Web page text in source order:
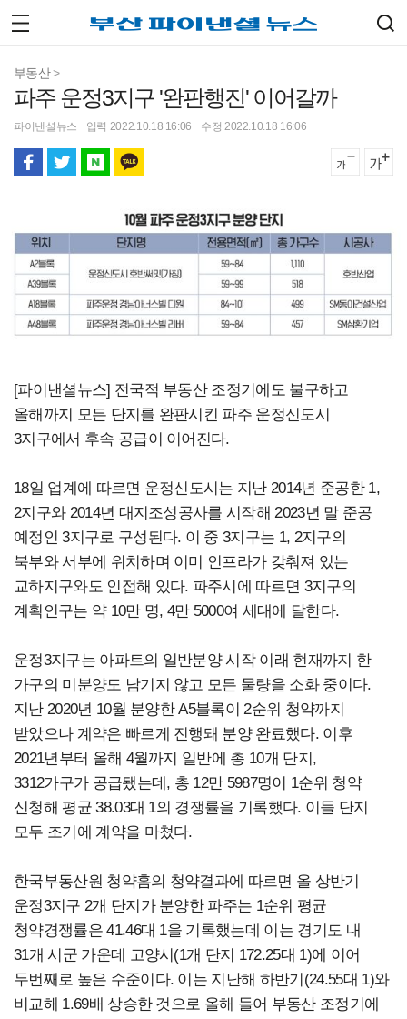
부동산>
파주 운정3지구 '완판행진' 이어갈까
파이낸셜뉴스 입력 2022.10.18 16:06 수정 2022.10.18 16:06
[파이낸셜뉴스] 전국적 부동산 조정기에도 불구하고
올해까지 모든 단지를 완판시킨 파주 운정신도시
3지구에서 후속 공급이 이어진다.
18일 업계에 따르면 운정신도시는 지난 2014년 준공한 1,
2지구와 2014년 대지조성공사를 시작해 2023년 말 준공
예정인 3지구로 구성된다. 이 중 3지구는 1, 2지구의
북부와 서부에 위치하며 이미 인프라가 갖춰져 있는
교하지구와도 인접해 있다. 파주시에 따르면 3지구의
계획인구는 약 10만 명, 4만 5000여 세대에 달한다.
운정3지구는 아파트의 일반분양 시작 이래 현재까지 한
가구의 미분양도 남기지 않고 모든 물량을 소화 중이다.
지난 2020년 10월 분양한 A5블록이 2순위 청약까지
받았으나 계약은 빠르게 진행돼 분양 완료했다. 이후
2021년부터 올해 4월까지 일반에 총 10개 단지,
3312가구가 공급됐는데, 총 12만 5987명이 1순위 청약
신청해 평균 38.03대 1의 경쟁률을 기록했다. 이들 단지
모두 조기에 계약을 마쳤다.
한국부동산원 청약홈의 청약결과에 따르면 올 상반기
운정3지구 2개 단지가 분양한 파주는 1순위 평균
청약경쟁률은 41.46대 1을 기록했는데 이는 경기도 내
31개 시군 가운데 고양시(1개 단지 172.25대 1)에 이어
두번째로 높은 수준이다. 이는 지난해 하반기(24.55대 1)와
비교해 1.69배 상승한 것으로 올해 들어 부동산 조정기에